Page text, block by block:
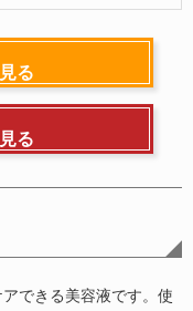
る
る
できる美容液です。使